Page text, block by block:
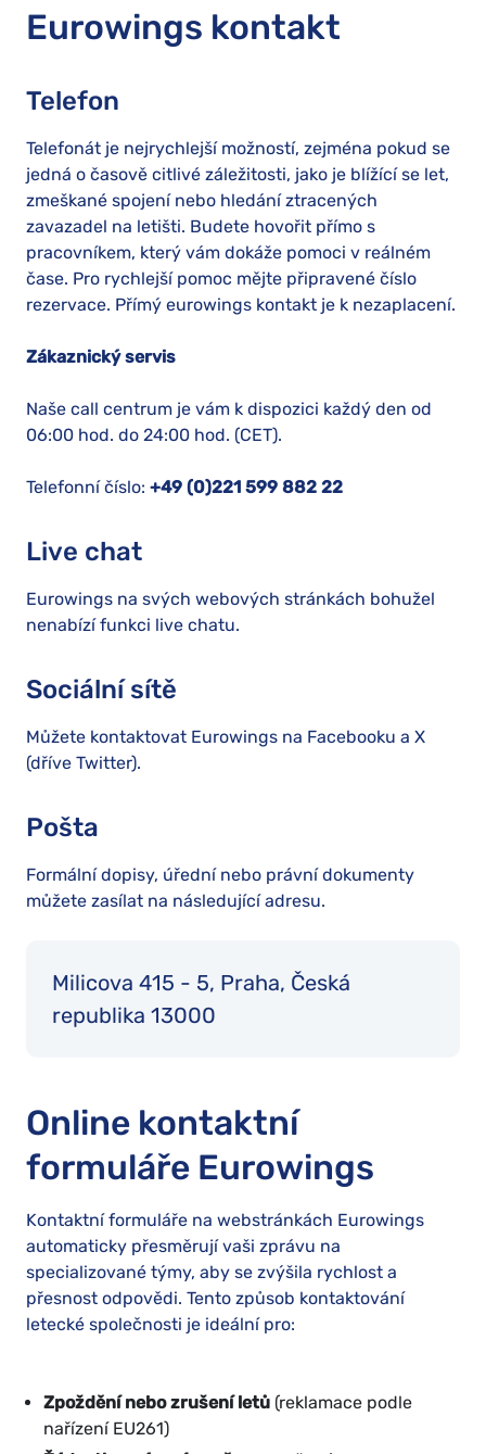
Eurowings kontakt
Telefon
Telefonát je nejrychlejší možností, zejména pokud se
jedná o časově citlivé záležitosti, jako je blížící se let,
zmeškané spojení nebo hledání ztracených
zavazadel na letišti. Budete hovořit přímo s
pracovníkem, který vám dokáže pomoci v reálném
čase. Pro rychlejší pomoc mějte připravené číslo
rezervace. Přímý eurowings kontakt je k nezaplacení.
Zákaznický servis
Naše call centrum je vám k dispozici každý den od
06:00 hod. do 24:00 hod. (CET).
Telefonní číslo: +49 (0)221 599 882 22
Live chat
Eurowings na svých webových stránkách bohužel
nenabízí funkci live chatu.
Sociální sítě
Můžete kontaktovat Eurowings na Facebooku a X
(dříve Twitter).
Pošta
Formální dopisy, úřední nebo právní dokumenty
můžete zasílat na následující adresu.
Milicova 415 - 5, Praha, Česká
republika 13000
Online kontaktní
formuláře Eurowings
Kontaktní formuláře na webstránkách Eurowings
automaticky přesměrují vaši zprávu na
specializované týmy, aby se zvýšila rychlost a
přesnost odpovědi. Tento způsob kontaktování
letecké společnosti je ideální pro:
Zpoždění nebo zrušení letů (reklamace podle
nařízení EU261)